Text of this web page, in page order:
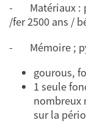
- Matériaux :
/fer 2500 ans /
- Mémoire ;
gourous,
1 seule
nombreux
sur la